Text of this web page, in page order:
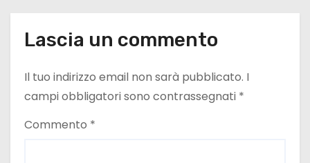
Lascia un commento
Il tuo indirizzo email non sarà pubblicato. I
campi obbligatori sono contrassegnati *
Commento *